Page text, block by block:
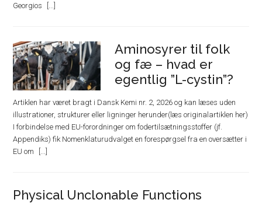
Georgios
Aminosyrer til folk
og fæ – hvad er
egentlig ”L-cystin”?
Artiklen har været bragt i Dansk Kemi nr. 2, 2026 og kan læses uden
illustrationer, strukturer eller ligninger herunder(læs originalartiklen her)
I forbindelse med EU-forordninger om fodertilsætningsstoffer (jf.
Appendiks) fik Nomenklaturudvalget en forespørgsel fra en oversætter i
EU om
Physical Unclonable Functions